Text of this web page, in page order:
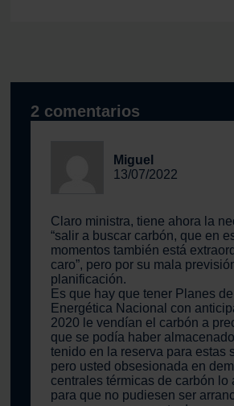
2 comentarios
Miguel
13/07/2022
Claro ministra, tiene ahora la
“salir a buscar carbón, que en
momentos también está
caro”, pero por su mala
planificación.
Es que hay que tener Planes
Energética Nacional con
2020 le vendían el carbón a
que se podía haber
tenido en la reserva para estas
pero usted obsesionada en
centrales térmicas de carbón lo
para que no pudiesen ser